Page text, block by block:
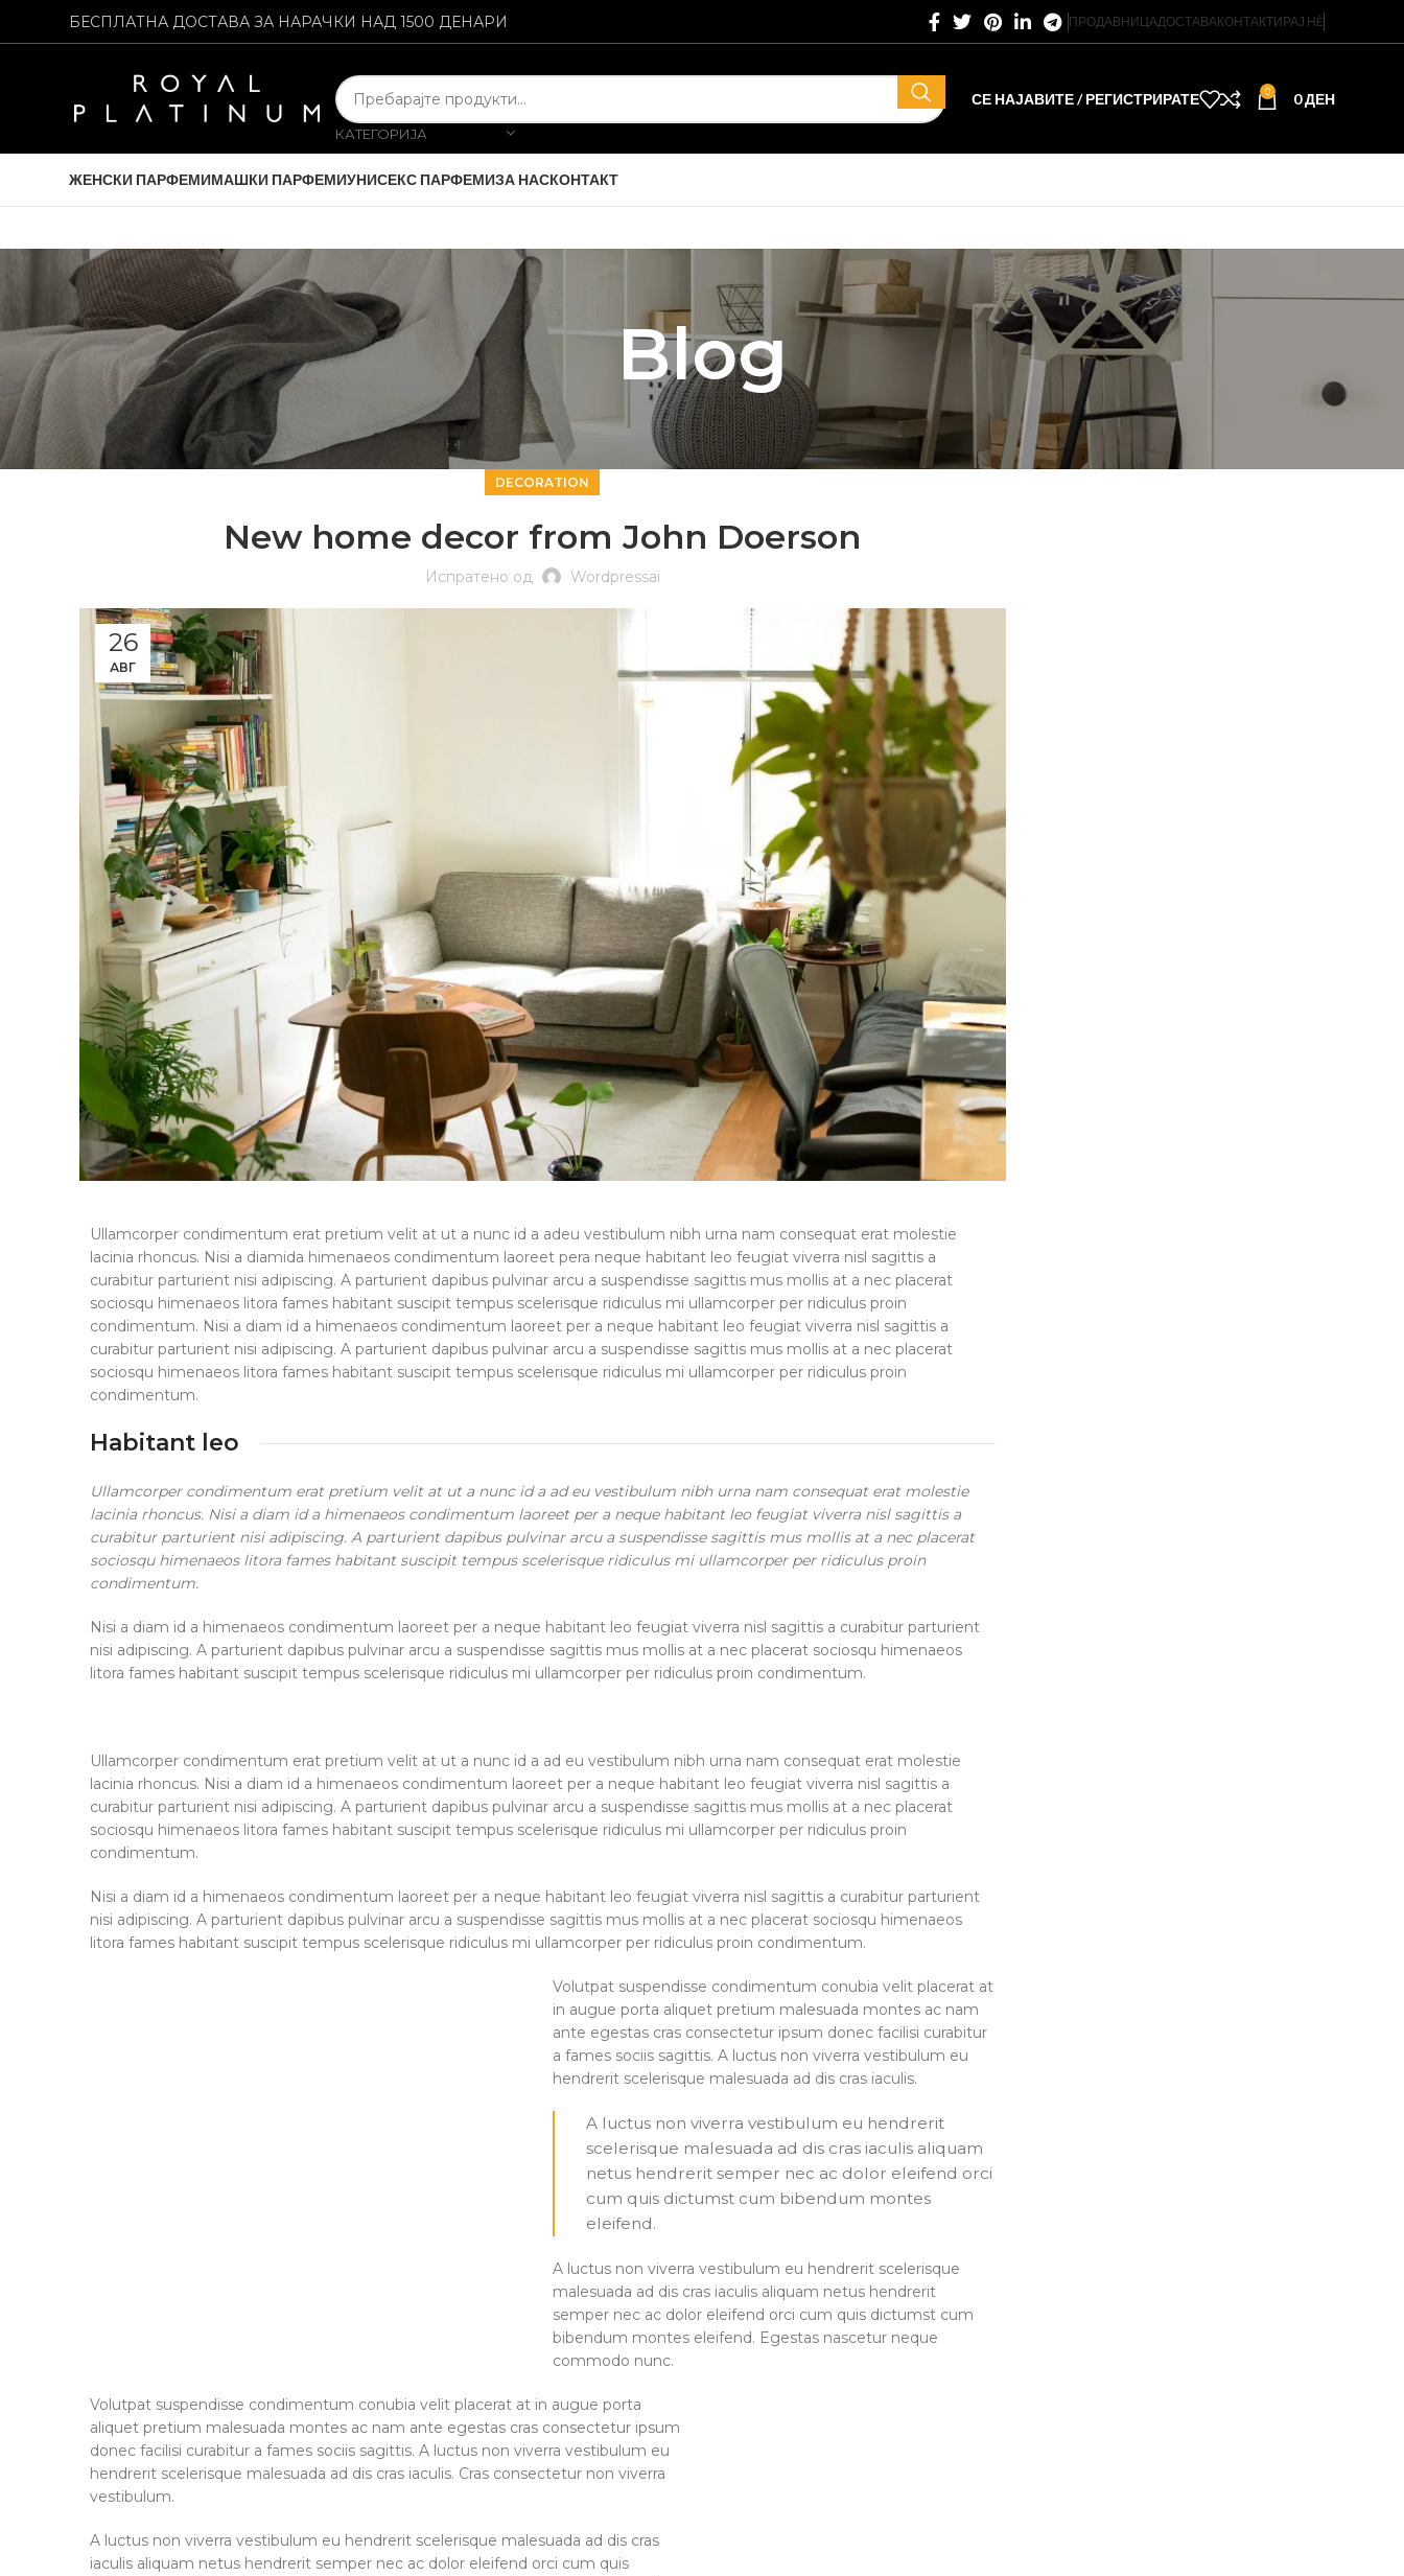
БЕСПЛАТНА ДОСТАВА ЗА НАРАЧКИ НАД 1500 ДЕНАРИ ПРОДАВНИЦАДОСТАВАКОНТАКТИРАЈ НÈ
КАТЕГОРИЈА
СЕ НАЈАВИТЕ / РЕГИСТРИРАТЕ 0 0ДЕН
ЖЕНСКИ ПАРФЕМИМАШКИ ПАРФЕМИУНИСЕКС ПАРФЕМИЗА НАСКОНТАКТ
Blog
DECORATION
New home decor from John Doerson
Испратено од Wordpressai
26
АВГ
Ullamcorper condimentum erat pretium velit at ut a nunc id a adeu vestibulum nibh urna nam consequat erat molestie
lacinia rhoncus. Nisi a diamida himenaeos condimentum laoreet pera neque habitant leo feugiat viverra nisl sagittis a
curabitur parturient nisi adipiscing. A parturient dapibus pulvinar arcu a suspendisse sagittis mus mollis at a nec placerat
sociosqu himenaeos litora fames habitant suscipit tempus scelerisque ridiculus mi ullamcorper per ridiculus proin
condimentum. Nisi a diam id a himenaeos condimentum laoreet per a neque habitant leo feugiat viverra nisl sagittis a
curabitur parturient nisi adipiscing. A parturient dapibus pulvinar arcu a suspendisse sagittis mus mollis at a nec placerat
sociosqu himenaeos litora fames habitant suscipit tempus scelerisque ridiculus mi ullamcorper per ridiculus proin
condimentum.
Habitant leo
Ullamcorper condimentum erat pretium velit at ut a nunc id a ad eu vestibulum nibh urna nam consequat erat molestie
lacinia rhoncus. Nisi a diam id a himenaeos condimentum laoreet per a neque habitant leo feugiat viverra nisl sagittis a
curabitur parturient nisi adipiscing. A parturient dapibus pulvinar arcu a suspendisse sagittis mus mollis at a nec placerat
sociosqu himenaeos litora fames habitant suscipit tempus scelerisque ridiculus mi ullamcorper per ridiculus proin
condimentum.
Nisi a diam id a himenaeos condimentum laoreet per a neque habitant leo feugiat viverra nisl sagittis a curabitur parturient
nisi adipiscing. A parturient dapibus pulvinar arcu a suspendisse sagittis mus mollis at a nec placerat sociosqu himenaeos
litora fames habitant suscipit tempus scelerisque ridiculus mi ullamcorper per ridiculus proin condimentum.
Ullamcorper condimentum erat pretium velit at ut a nunc id a ad eu vestibulum nibh urna nam consequat erat molestie
lacinia rhoncus. Nisi a diam id a himenaeos condimentum laoreet per a neque habitant leo feugiat viverra nisl sagittis a
curabitur parturient nisi adipiscing. A parturient dapibus pulvinar arcu a suspendisse sagittis mus mollis at a nec placerat
sociosqu himenaeos litora fames habitant suscipit tempus scelerisque ridiculus mi ullamcorper per ridiculus proin
condimentum.
Nisi a diam id a himenaeos condimentum laoreet per a neque habitant leo feugiat viverra nisl sagittis a curabitur parturient
nisi adipiscing. A parturient dapibus pulvinar arcu a suspendisse sagittis mus mollis at a nec placerat sociosqu himenaeos
litora fames habitant suscipit tempus scelerisque ridiculus mi ullamcorper per ridiculus proin condimentum.
Volutpat suspendisse condimentum conubia velit placerat at
in augue porta aliquet pretium malesuada montes ac nam
ante egestas cras consectetur ipsum donec facilisi curabitur
a fames sociis sagittis. A luctus non viverra vestibulum eu
hendrerit scelerisque malesuada ad dis cras iaculis.
A luctus non viverra vestibulum eu hendrerit
scelerisque malesuada ad dis cras iaculis aliquam
netus hendrerit semper nec ac dolor eleifend orci
cum quis dictumst cum bibendum montes
eleifend.
A luctus non viverra vestibulum eu hendrerit scelerisque
malesuada ad dis cras iaculis aliquam netus hendrerit
semper nec ac dolor eleifend orci cum quis dictumst cum
bibendum montes eleifend. Egestas nascetur neque
commodo nunc.
Volutpat suspendisse condimentum conubia velit placerat at in augue porta
aliquet pretium malesuada montes ac nam ante egestas cras consectetur ipsum
donec facilisi curabitur a fames sociis sagittis. A luctus non viverra vestibulum eu
hendrerit scelerisque malesuada ad dis cras iaculis. Cras consectetur non viverra
vestibulum.
A luctus non viverra vestibulum eu hendrerit scelerisque malesuada ad dis cras
iaculis aliquam netus hendrerit semper nec ac dolor eleifend orci cum quis